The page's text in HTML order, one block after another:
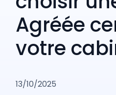
Agréée
votre
13/10/2025